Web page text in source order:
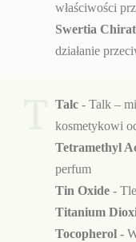
właściwości
Swertia
działanie
Talc - Talk –
kosmetykowi
Tetramethyl
perfum
Tin Oxide -
Titanium
Tocopherol -